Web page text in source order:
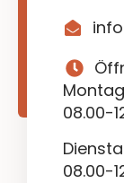
08.00-
08.00-